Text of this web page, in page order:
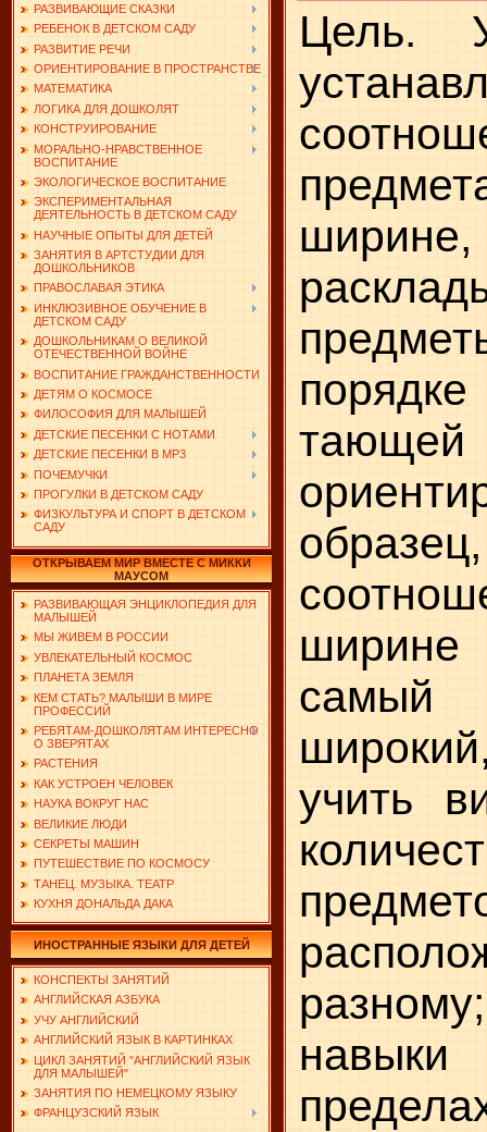
РАЗВИВАЮЩИЕ СКАЗКИ
РЕБЕНОК В ДЕТСКОМ САДУ
РАЗВИТИЕ РЕЧИ
ОРИЕНТИРОВАНИЕ В ПРОСТРАНСТВЕ
МАТЕМАТИКА
ЛОГИКА ДЛЯ ДОШКОЛЯТ
КОНСТРУИРОВАНИЕ
МОРАЛЬНО-НРАВСТВЕННОЕ
ВОСПИТАНИЕ
ЭКОЛОГИЧЕСКОЕ ВОСПИТАНИЕ
ЭКСПЕРИМЕНТАЛЬНАЯ
ДЕЯТЕЛЬНОСТЬ В ДЕТСКОМ САДУ
НАУЧНЫЕ ОПЫТЫ ДЛЯ ДЕТЕЙ
ЗАНЯТИЯ В АРТСТУДИИ ДЛЯ
ДОШКОЛЬНИКОВ
ПРАВОСЛАВАЯ ЭТИКА
ИНКЛЮЗИВНОЕ ОБУЧЕНИЕ В
ДЕТСКОМ САДУ
ДОШКОЛЬНИКАМ О ВЕЛИКОЙ
ОТЕЧЕСТВЕННОЙ ВОЙНЕ
ВОСПИТАНИЕ ГРАЖДАНСТВЕННОСТИ
ДЕТЯМ О КОСМОСЕ
ФИЛОСОФИЯ ДЛЯ МАЛЫШЕЙ
ДЕТСКИЕ ПЕСЕНКИ С НОТАМИ
ДЕТСКИЕ ПЕСЕНКИ В MP3
ПОЧЕМУЧКИ
ПРОГУЛКИ В ДЕТСКОМ САДУ
ФИЗКУЛЬТУРА И СПОРТ В ДЕТСКОМ
САДУ
ОТКРЫВАЕМ МИР ВМЕСТЕ С МИККИ
МАУСОМ
РАЗВИВАЮЩАЯ ЭНЦИКЛОПЕДИЯ ДЛЯ
МАЛЫШЕЙ
МЫ ЖИВЕМ В РОССИИ
УВЛЕКАТЕЛЬНЫЙ КОСМОС
ПЛАНЕТА ЗЕМЛЯ
КЕМ СТАТЬ? МАЛЫШИ В МИРЕ
ПРОФЕССИЙ
РЕБЯТАМ-ДОШКОЛЯТАМ ИНТЕРЕСНО
О ЗВЕРЯТАХ
РАСТЕНИЯ
КАК УСТРОЕН ЧЕЛОВЕК
НАУКА ВОКРУГ НАС
ВЕЛИКИЕ ЛЮДИ
СЕКРЕТЫ МАШИН
ПУТЕШЕСТВИЕ ПО КОСМОСУ
ТАНЕЦ. МУЗЫКА. ТЕАТР
КУХНЯ ДОНАЛЬДА ДАКА
ИНОСТРАННЫЕ ЯЗЫКИ ДЛЯ ДЕТЕЙ
КОНСПЕКТЫ ЗАНЯТИЙ
АНГЛИЙСКАЯ АЗБУКА
УЧУ АНГЛИЙСКИЙ
АНГЛИЙСКИЙ ЯЗЫК В КАРТИНКАХ
ЦИКЛ ЗАНЯТИЙ "АНГЛИЙСКИЙ ЯЗЫК
ДЛЯ МАЛЫШЕЙ"
ЗАНЯТИЯ ПО НЕМЕЦКОМУ ЯЗЫКУ
ФРАНЦУЗСКИЙ ЯЗЫК
Цель.
ширине,
учить